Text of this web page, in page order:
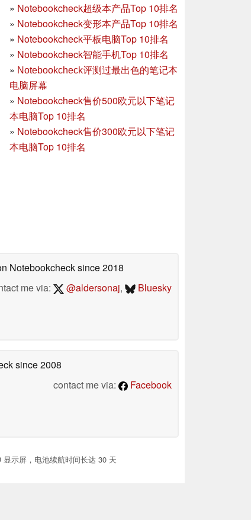
» Notebookcheck超级本产品Top 10排名
» Notebookcheck变形本产品Top 10排名
» Notebookcheck平板电脑Top 10排名
» Notebookcheck智能手机Top 10排名
» Notebookcheck评测过最出色的笔记本
电脑屏幕
» Notebookcheck售价500欧元以下笔记
本电脑Top 10排名
» Notebookcheck售价300欧元以下笔记
本电脑Top 10排名
Notebookchecksince 2018
me via:
@aldersonaj, Bluesky
since 2008
contact me via:
Facebook
示屏，电池续航时间长达 30 天